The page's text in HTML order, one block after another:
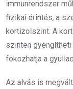
immunrendszer
fizikai érintés, a
kortizolszint. A
szinten
fokozhatja a
Az alvás is